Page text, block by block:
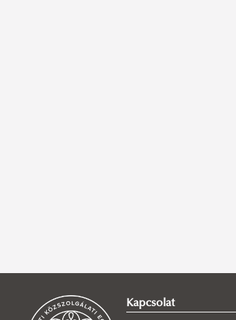
Kapcsolat